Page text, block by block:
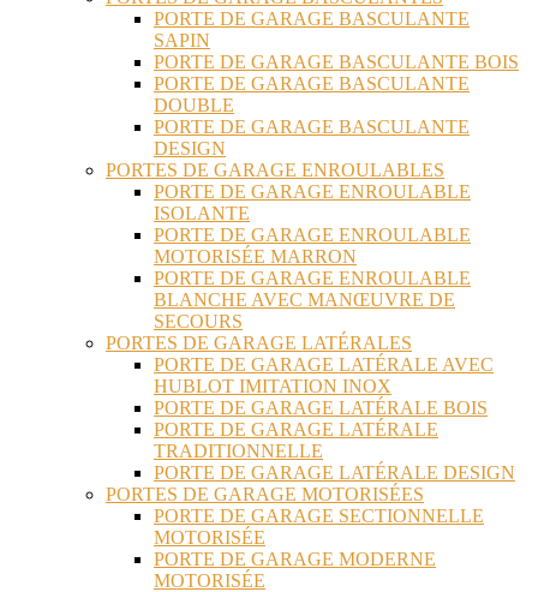
PORTE DE GARAGE BASCULANTE
SAPIN
PORTE DE GARAGE BASCULANTE BOIS
PORTE DE GARAGE BASCULANTE
DOUBLE
PORTE DE GARAGE BASCULANTE
DESIGN
PORTES DE GARAGE ENROULABLES
PORTE DE GARAGE ENROULABLE
ISOLANTE
PORTE DE GARAGE ENROULABLE
MOTORISÉE MARRON
PORTE DE GARAGE ENROULABLE
BLANCHE AVEC MANŒUVRE DE
SECOURS
PORTES DE GARAGE LATÉRALES
PORTE DE GARAGE LATÉRALE AVEC
HUBLOT IMITATION INOX
PORTE DE GARAGE LATÉRALE BOIS
PORTE DE GARAGE LATÉRALE
TRADITIONNELLE
PORTE DE GARAGE LATÉRALE DESIGN
PORTES DE GARAGE MOTORISÉES
PORTE DE GARAGE SECTIONNELLE
MOTORISÉE
PORTE DE GARAGE MODERNE
MOTORISÉE